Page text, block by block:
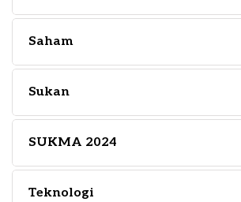
Saham
Sukan
SUKMA 2024
Teknologi